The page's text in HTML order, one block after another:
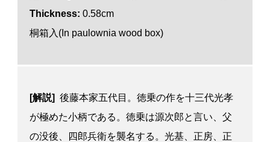
Thickness: 0.58cm
桐箱入(In paulownia wood box)
[解説] 後藤本家五代目。徳乗の作を十三代光孝
が極めた小柄である。徳乗は源次郎と言い、父
の没後、四郎兵衛を襲名する。光基、正房、正